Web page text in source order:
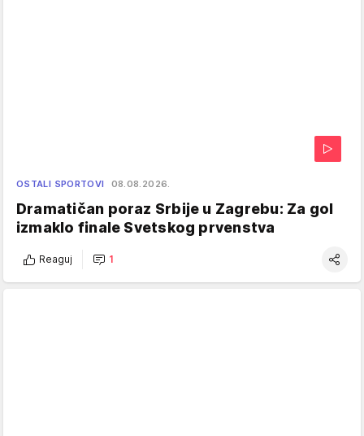
OSTALI SPORTOVI 08.08.2026.
Dramatičan poraz Srbije u Zagrebu: Za gol
izmaklo finale Svetskog prvenstva
Reaguj 1